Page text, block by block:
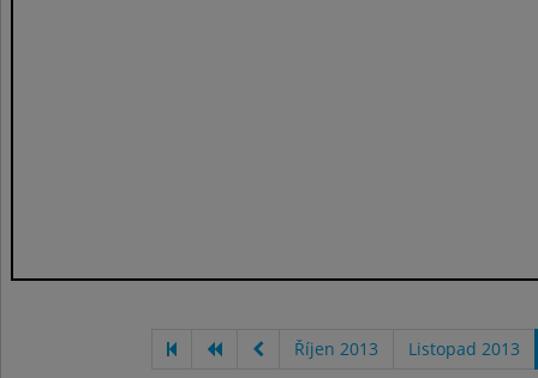
Říjen 2013 Listopad 2013